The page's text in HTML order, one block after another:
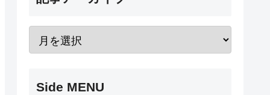
Side MENU